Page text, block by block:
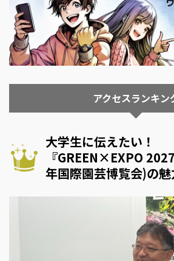
アクセスランキン
大学生に伝えたい！
『GREEN×EXPO
年国際園芸博覧会)の魅